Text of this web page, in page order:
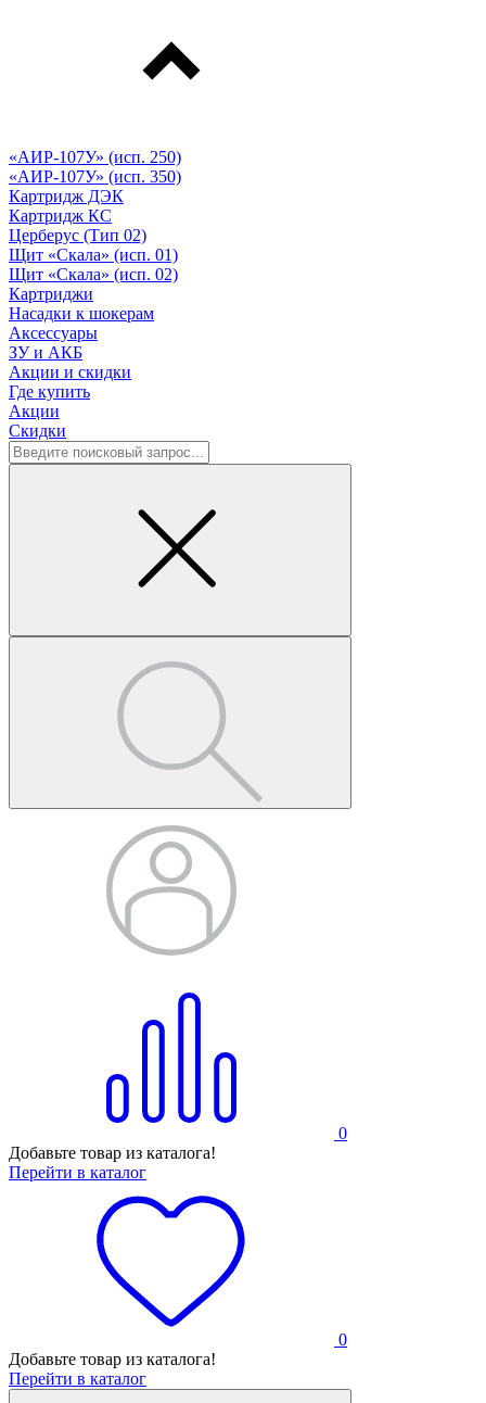
«АИР-107У» (исп. 250)
«АИР-107У» (исп. 350)
Картридж ДЭК
Картридж КС
Церберус (Тип 02)
Щит «Скала» (исп. 01)
Щит «Скала» (исп. 02)
Картриджи
Насадки к шокерам
Аксессуары
ЗУ и АКБ
Акции и скидки
Где купить
Акции
Скидки
0
Добавьте товар из каталога!
Перейти в каталог
0
Добавьте товар из каталога!
Перейти в каталог